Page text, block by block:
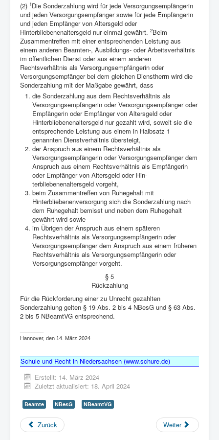
(2) 1Die Sonderzahlung wird für jede Versorgungsempfängerin
und jeden Versorgungsempfänger sowie für jede Empfängerin
und jeden Empfänger von Altersgeld oder
Hinterbliebenenaltersgeld nur einmal gewährt. 2Beim
Zusammentreffen mit einer entsprechenden Leistung aus
einem anderen Beamten-, Ausbildungs- oder Arbeitsverhältnis
im öffentlichen Dienst oder aus einem anderen
Rechtsverhältnis als Versorgungsempfängerin oder
Versorgungsempfänger bei dem gleichen Dienstherrn wird die
Sonderzahlung mit der Maßgabe gewährt, dass
die Sonderzahlung aus dem Rechtsverhältnis als
Versorgungsempfängerin oder Versorgungsempfänger oder
Empfängerin oder Empfänger von Altersgeld oder
Hinterbliebenenaltersgeld nur gezahlt wird, soweit sie die
entsprechende Leistung aus einem in Halbsatz 1
genannten Dienstverhältnis übersteigt,
der Anspruch aus einem Rechtsverhältnis als
Versorgungsempfängerin oder Versorgungsempfänger dem
Anspruch aus einem Rechtsverhältnis als Empfängerin
oder Empfänger von Altersgeld oder Hin-
terbliebenenaltersgeld vorgeht,
beim Zusammentreffen von Ruhegehalt mit
Hinterbliebenenversorgung sich die Sonderzahlung nach
dem Ruhegehalt bemisst und neben dem Ruhegehalt
gewährt wird sowie
im Übrigen der Anspruch aus einem späteren
Rechtsverhältnis als Versorgungsempfängerin oder
Versorgungsempfänger dem Anspruch aus einem früheren
Rechtsverhältnis als Versorgungsempfängerin oder
Versorgungsempfänger vorgeht.
§ 5
Rückzahlung
Für die Rückforderung einer zu Unrecht gezahlten
Sonderzahlung gelten § 19 Abs. 2 bis 4 NBesG und § 63 Abs.
2 bis 5 NBeamtVG entsprechend.
Hannover, den 14. März 2024
Schule und Recht in Niedersachsen (www.schure.de)
Erstellt: 14. März 2024
Zuletzt aktualisiert: 18. April 2024
Beamte NBesG NBeamtVG
Zurück Weiter